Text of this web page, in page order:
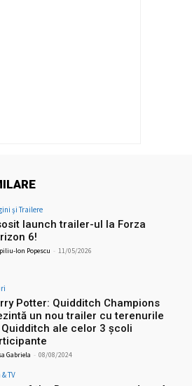
şi Trailere
launch trailer-ul la Forza
6!
Ion Popescu - 11/05/2026
Potter: Quidditch Champions
un nou trailer cu terenurile
Quidditch ale celor 3 școli
Gabriela - 08/08/2024
TV